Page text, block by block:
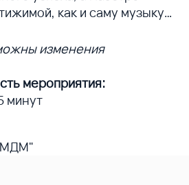
как и саму музыку…
изменения
мероприятия:
минут